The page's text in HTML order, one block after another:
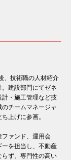
、技術職の人材紹介
建設部門にてゼネ
計・施工管理など技
チームマネージャ
上げに参画。
ファンド、運用会
を担当し、不動産
ず、専門性の高い